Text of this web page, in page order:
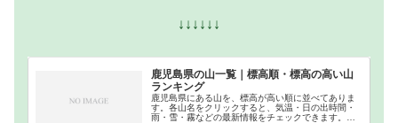
↓↓↓↓↓↓
鹿児島県の山一覧｜標高順・標高の高い山
ランキング
鹿児島県にある山を、標高が高い順に並べてありま
す。各山名をクリックすると、気温・日の出時間・
雨・雪・霧などの最新情報をチェックできます。鹿